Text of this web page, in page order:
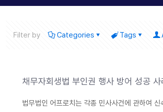
Filter by Categories Tags
채무자회생법 부인권 행사 방어 성공 사
법무법인 어프로치는 각종 민사사건에 관하여 신